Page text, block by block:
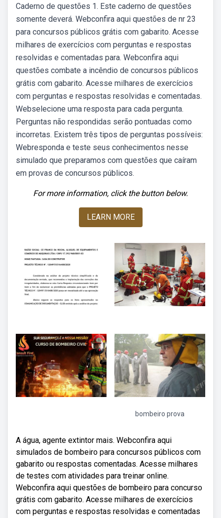
Caderno de questões 1. Este caderno de questões
somente deverá. Webconfira aqui questões de nr 23
para concursos públicos grátis com gabarito. Acesse
milhares de exercícios com perguntas e respostas
resolvidas e comentadas para. Webconfira aqui
questões combate a incêndio de concursos públicos
grátis com gabarito. Acesse milhares de exercícios
com perguntas e respostas resolvidas e comentadas.
Webselecione uma resposta para cada pergunta.
Perguntas não respondidas serão pontuadas como
incorretas. Existem três tipos de perguntas possíveis:
Webresponda e teste seus conhecimentos nesse
simulado que preparamos com questões que caíram
em provas de concursos públicos.
For more information, click the button below.
LEARN MORE
bombeiro prova
A água, agente extintor mais. Webconfira aqui
simulados de bombeiro para concursos públicos com
gabarito ou respostas comentadas. Acesse milhares
de testes com atividades para treinar online.
Webconfira aqui questões de bombeiro para concurso
grátis com gabarito. Acesse milhares de exercícios
com perguntas e respostas resolvidas e comentadas